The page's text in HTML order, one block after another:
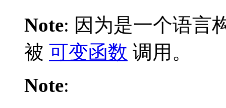
Note: 因为是一个语言
被 可变函数 调用。
Note: